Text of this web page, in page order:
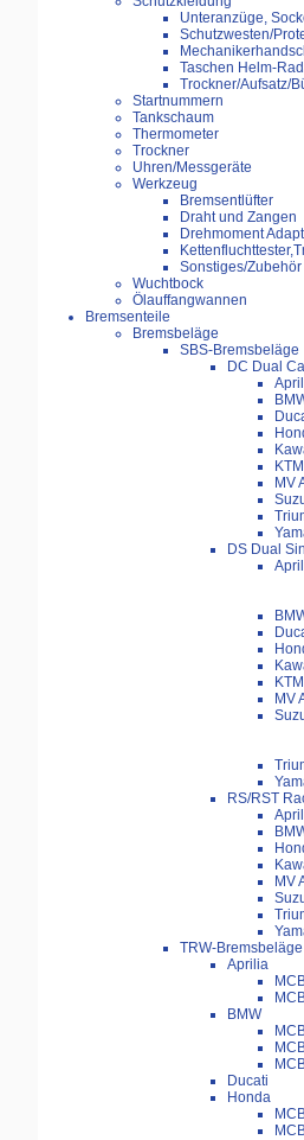
Unteranzüge,
Schutzwesten/
Taschen Helm-
Trockner/Aufsatz/
Startnummern
Tankschaum
Thermometer
Trockner
Uhren/Messgeräte
Werkzeug
Bremsentlüfter
Draht und Zangen
Drehmoment
Sonstiges/Zubehör
Wuchtbock
Ölauffangwannen
Bremsenteile
Bremsbeläge
SBS-Bremsbeläge
DC Dual
KTM
MV
DS Dual
KTM
MV
RS/RST
MV
TRW-Bremsbeläge
Aprilia
BMW
Ducati
Honda